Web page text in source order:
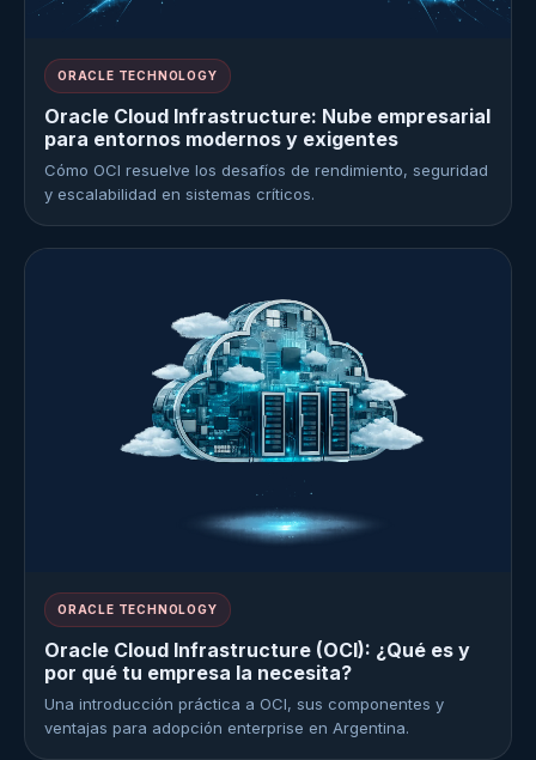
ORACLE TECHNOLOGY
Oracle Cloud Infrastructure: Nube empresarial
para entornos modernos y exigentes
Cómo OCI resuelve los desafíos de rendimiento, seguridad
y escalabilidad en sistemas críticos.
ORACLE TECHNOLOGY
Oracle Cloud Infrastructure (OCI): ¿Qué es y
por qué tu empresa la necesita?
Una introducción práctica a OCI, sus componentes y
ventajas para adopción enterprise en Argentina.